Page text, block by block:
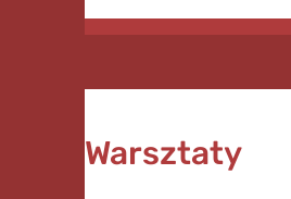
Warsztaty